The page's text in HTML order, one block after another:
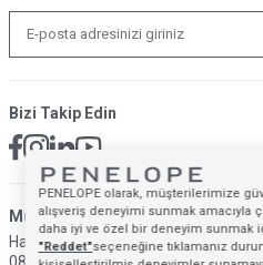
Bizi Takip Edin
Müsteri Hizmetleri İletişim Adresi
Hafta İçi: 09:00 - 18:00
0850 640 1993
PENELOPE olarak, müşterilerimize
alışveriş deneyimi sunmak amacıyla
daha iyi ve özel bir deneyim sunmak
"Reddet"seçeneğine tıklamanız